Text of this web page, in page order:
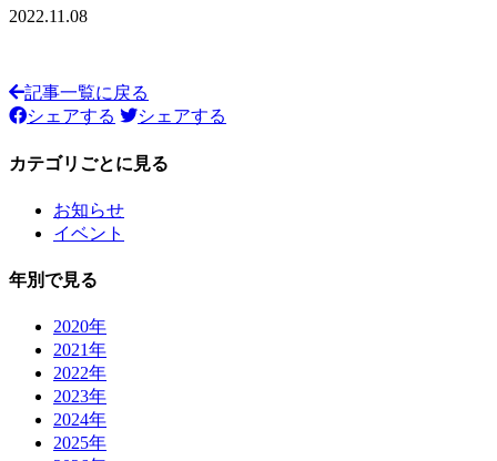
2022.11.08
記事一覧に戻る
シェアする
シェアする
カテゴリごとに見る
お知らせ
イベント
年別で見る
2020年
2021年
2022年
2023年
2024年
2025年